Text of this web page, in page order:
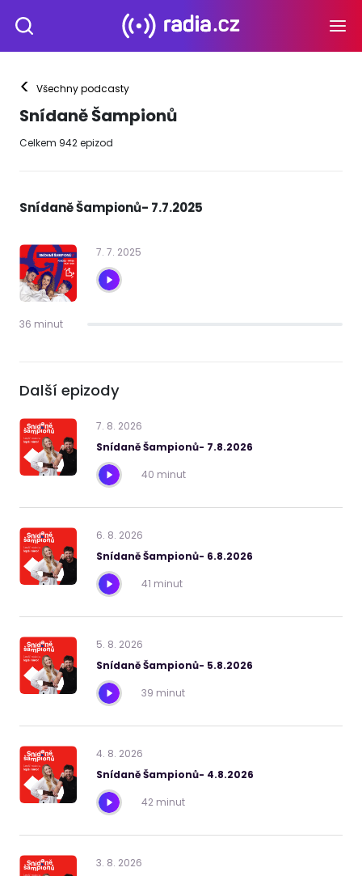
< Všechny podcasty
Snídaně Šampionů
Celkem 942epizod
Snídaně Šampionů- 7.7.2025
7. 7. 2025
36 minut
Další epizody
7. 8. 2026
Snídaně Šampionů- 7.8.2026
40 minut
6. 8. 2026
Snídaně Šampionů- 6.8.2026
41 minut
5. 8. 2026
Snídaně Šampionů- 5.8.2026
39 minut
4. 8. 2026
Snídaně Šampionů- 4.8.2026
42 minut
3. 8. 2026